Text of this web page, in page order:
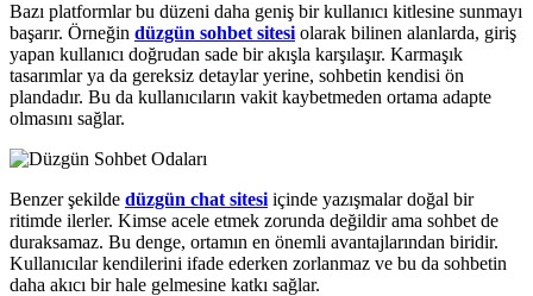
Bazı platformlar bu düzeni daha geniş bir kullanıcı kitlesine sunmayı
başarır. Örneğin düzgün sohbet sitesi olarak bilinen alanlarda, giriş
yapan kullanıcı doğrudan sade bir akışla karşılaşır. Karmaşık
tasarımlar ya da gereksiz detaylar yerine, sohbetin kendisi ön
plandadır. Bu da kullanıcıların vakit kaybetmeden ortama adapte
olmasını sağlar.
Benzer şekilde düzgün chat sitesi içinde yazışmalar doğal bir
ritimde ilerler. Kimse acele etmek zorunda değildir ama sohbet de
duraksamaz. Bu denge, ortamın en önemli avantajlarından biridir.
Kullanıcılar kendilerini ifade ederken zorlanmaz ve bu da sohbetin
daha akıcı bir hale gelmesine katkı sağlar.